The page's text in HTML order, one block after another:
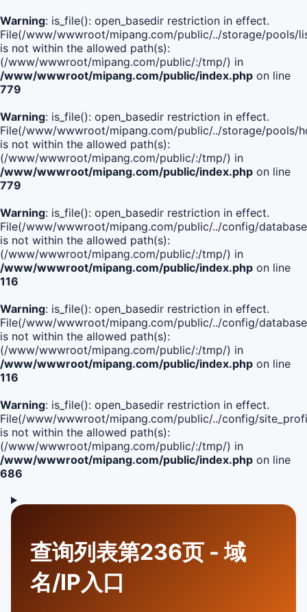
Warning: is_file(): open_basedir restriction in effect.
File(/www/wwwroot/mipang.com/public/../storage/pools/
is not within the allowed path(s):
(/www/wwwroot/mipang.com/public/:/tmp/) in
/www/wwwroot/mipang.com/public/index.php on line
779
Warning: is_file(): open_basedir restriction in effect.
File(/www/wwwroot/mipang.com/public/../storage/pools/
is not within the allowed path(s):
(/www/wwwroot/mipang.com/public/:/tmp/) in
/www/wwwroot/mipang.com/public/index.php on line
779
Warning: is_file(): open_basedir restriction in effect.
File(/www/wwwroot/mipang.com/public/../config/
is not within the allowed path(s):
(/www/wwwroot/mipang.com/public/:/tmp/) in
/www/wwwroot/mipang.com/public/index.php on line
116
Warning: is_file(): open_basedir restriction in effect.
File(/www/wwwroot/mipang.com/public/../config/
is not within the allowed path(s):
(/www/wwwroot/mipang.com/public/:/tmp/) in
/www/wwwroot/mipang.com/public/index.php on line
116
Warning: is_file(): open_basedir restriction in effect.
File(/www/wwwroot/mipang.com/public/../config/
is not within the allowed path(s):
(/www/wwwroot/mipang.com/public/:/tmp/) in
/www/wwwroot/mipang.com/public/index.php on line
686
查询列表第236页 - 域
名/IP入口